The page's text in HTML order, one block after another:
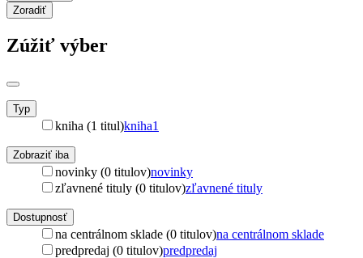
Zoradiť
Zúžiť výber
Typ
kniha (1 titul)kniha1
Zobraziť iba
novinky (0 titulov)novinky
zľavnené tituly (0 titulov)zľavnené tituly
Dostupnosť
na centrálnom sklade (0 titulov)na centrálnom sklade
predpredaj (0 titulov)predpredaj